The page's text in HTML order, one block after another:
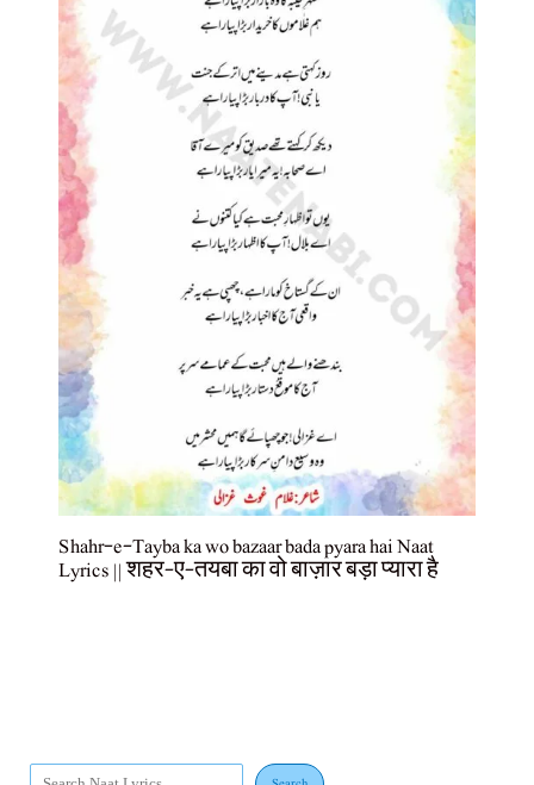
Shahr-e-Tayba ka wo bazaar bada pyara hai Naat
Lyrics || शहर-ए-तयबा का वो बाज़ार बड़ा प्यारा है